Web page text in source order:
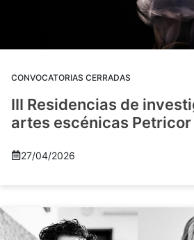
CONVOCATORIAS CERRADAS
III Residencias de
artes escénicas
27/04/2026